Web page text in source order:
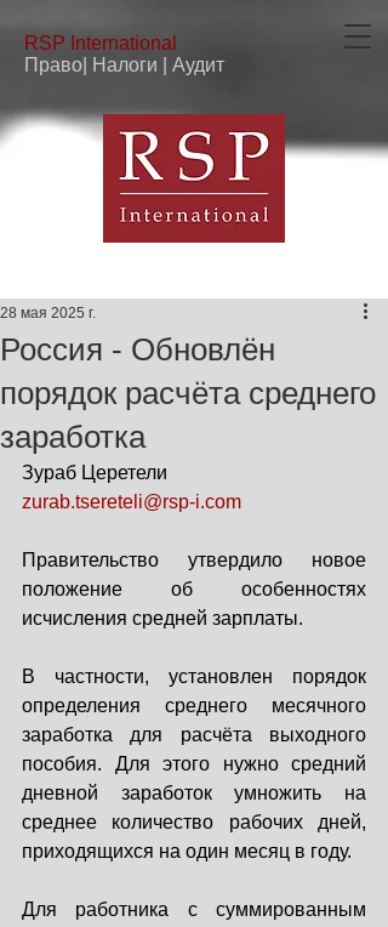
RSP International
Право| Налоги | Аудит
Россия - Обновлён
порядок расчёта среднего
заработка
28 мая 2025 г.
Зураб Церетели
zurab.tsereteli@rsp-i.com
Правительство утвердило новое
положение об особенностях
исчисления средней зарплаты.
В частности, установлен порядок
определения среднего месячного
заработка для расчёта выходного
пособия. Для этого нужно средний
дневной заработок умножить на
среднее количество рабочих дней,
приходящихся на один месяц в году.
Для работника с суммированным